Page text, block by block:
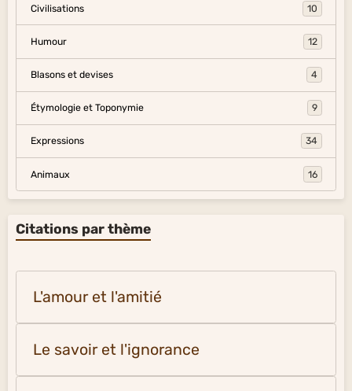
Civilisations 10
Humour 12
Blasons et devises 4
Étymologie et Toponymie 9
Expressions 34
Animaux 16
Citations par thème
L'amour et l'amitié
Le savoir et l'ignorance